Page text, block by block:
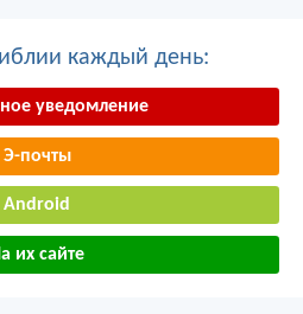
каждый день:
уведомление
Э-почты
Android
их сайте